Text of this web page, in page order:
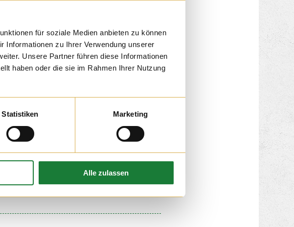
für soziale Medien anbieten zu können
Informationen zu Ihrer Verwendung unserer
Unsere Partner führen diese Informationen
haben oder die sie im Rahmen Ihrer Nutzung
Statistiken Marketing
Alle zulassen
AUG 2018
Friesoythe hat sich auf ihrer
auf dem Hof der Familie Schmies über
informiert.